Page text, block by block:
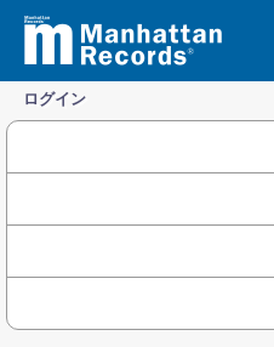
ログイン